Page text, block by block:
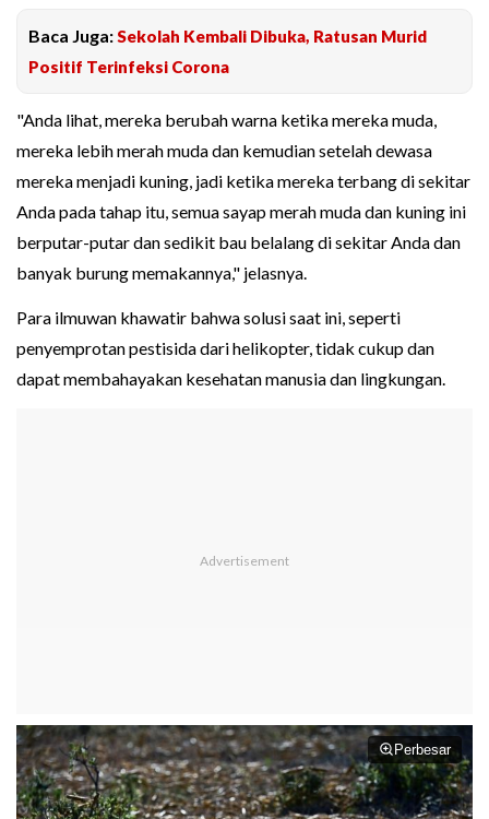
Baca Juga:Sekolah Kembali Dibuka, Ratusan Murid
Positif Terinfeksi Corona
"Anda lihat, mereka berubah warna ketika mereka muda,
mereka lebih merah muda dan kemudian setelah dewasa
mereka menjadi kuning, jadi ketika mereka terbang di sekitar
Anda pada tahap itu, semua sayap merah muda dan kuning ini
berputar-putar dan sedikit bau belalang di sekitar Anda dan
banyak burung memakannya," jelasnya.
Para ilmuwan khawatir bahwa solusi saat ini, seperti
penyemprotan pestisida dari helikopter, tidak cukup dan
dapat membahayakan kesehatan manusia dan lingkungan.
Perbesar